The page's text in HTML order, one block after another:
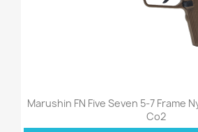
Marushin FN Five Seven 5-7 Frame
Co2